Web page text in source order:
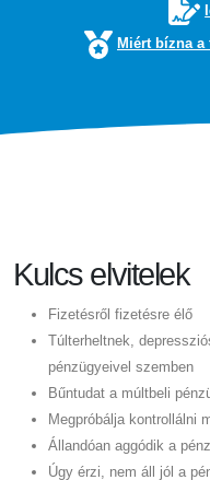
Miért bízna
Kulcs elvitelek
Fizetésről fizetésre élő
Túlterheltnek,
pénzügyeivel szemben
Bűntudat a múltbeli
Megpróbálja kontrollálni
Állandóan aggódik a
Úgy érzi, nem áll jól a